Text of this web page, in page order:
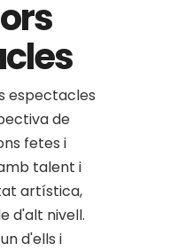
espectacles
de
fetes i
talent i
artística,
d'alt nivell.
d'ells i